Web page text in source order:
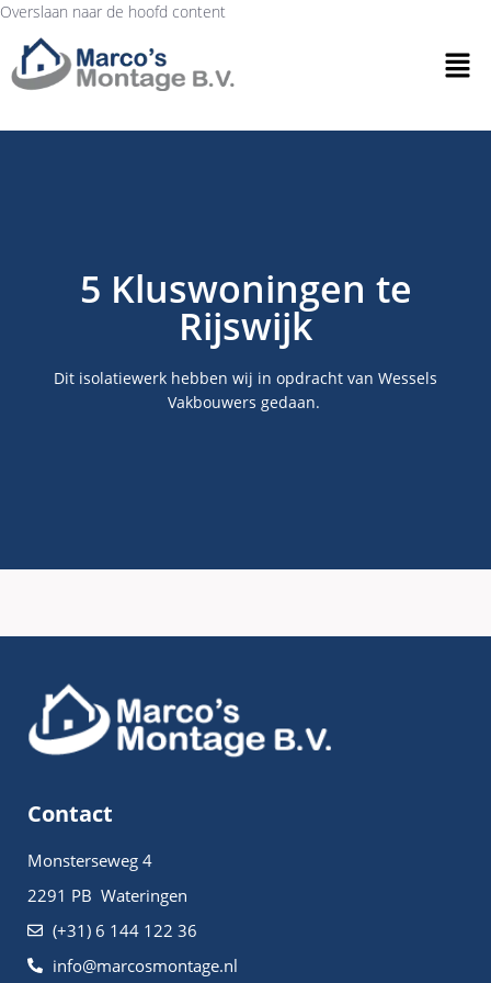
Overslaan naar de hoofd content
5 Kluswoningen te
Rijswijk
Dit isolatiewerk hebben wij in opdracht van Wessels
Vakbouwers gedaan.
Contact
Monsterseweg 4
2291 PB Wateringen
(+31) 6 144 122 36
info@marcosmontage.nl